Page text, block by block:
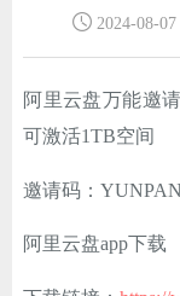
手册
日记
其它
在线工具
2024-08-07
阿里云盘万能邀
可激活1TB空间
邀请码：
阿里云盘app下载